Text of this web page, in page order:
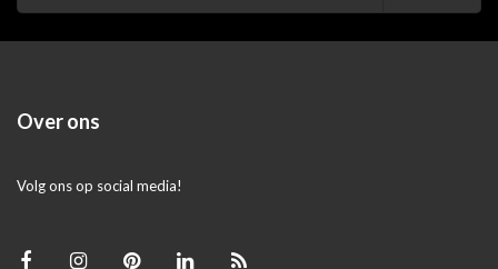
Over ons
Volg ons op social media!